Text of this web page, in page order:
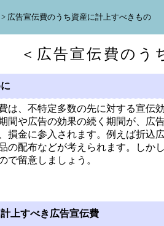
> 広告宣伝費のうち資産に計上すべきもの
＜広告宣伝費の
は、不特定多数の先に対する宣伝
間や広告の効果の続く期間が、広
損金に参入されます。例えば折込
の配布などが考えられます。しか
で留意しましょう。
上すべき広告宣伝費